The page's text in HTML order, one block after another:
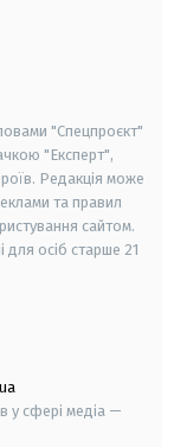
"Спецпроєкт"
"Експерт",
Редакція може
та правил
сайтом.
для осіб старше 21
у сфері медіа —